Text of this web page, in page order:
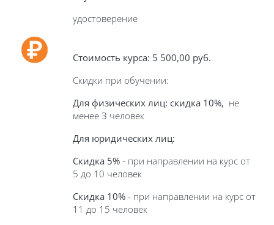
удостоверение
Стоимость курса: 5 500,00 руб.
Скидки при обучении:
Для физических лиц: скидка 10%, не
менее 3 человек
Для юридических лиц:
Скидка 5% - при направлении на курс от
5 до 10 человек
Скидка 10% - при направлении на курс от
11 до 15 человек